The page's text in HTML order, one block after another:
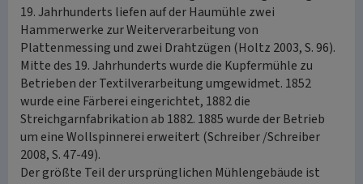
19. Jahrhunderts liefen auf der Haumühle zwei
Hammerwerke zur Weiterverarbeitung von
Plattenmessing und zwei Drahtzügen (Holtz 2003, S. 96).
Mitte des 19. Jahrhunderts wurde die Kupfermühle zu
Betrieben der Textilverarbeitung umgewidmet. 1852
wurde eine Färberei eingerichtet, 1882 die
Streichgarnfabrikation ab 1882. 1885 wurde der Betrieb
um eine Wollspinnerei erweitert (Schreiber /Schreiber
2008, S. 47-49).
Der größte Teil der ursprünglichen Mühlengebäude ist